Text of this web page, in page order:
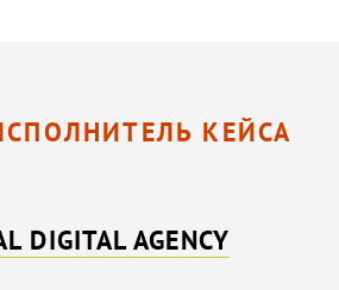
КЕЙСА
DIGITAL AGENCY